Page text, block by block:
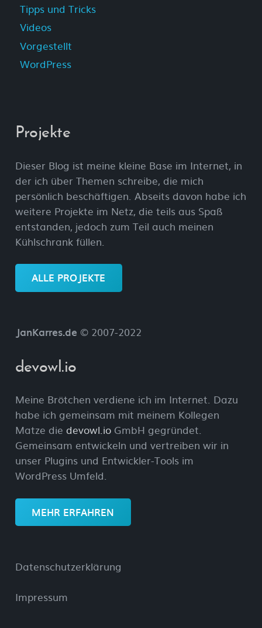
Tipps und Tricks
Videos
Vorgestellt
WordPress
Projekte
Dieser Blog ist meine kleine Base im Internet, in
der ich über Themen schreibe, die mich
persönlich beschäftigen. Abseits davon habe ich
weitere Projekte im Netz, die teils aus Spaß
entstanden, jedoch zum Teil auch meinen
Kühlschrank füllen.
ALLE PROJEKTE
JanKarres.de © 2007-2022
devowl.io
Meine Brötchen verdiene ich im Internet. Dazu
habe ich gemeinsam mit meinem Kollegen
Matze die devowl.ioGmbH gegründet.
Gemeinsam entwickeln und vertreiben wir in
unser Plugins und Entwickler-Tools im
WordPress Umfeld.
MEHR ERFAHREN
Datenschutzerklärung
Impressum